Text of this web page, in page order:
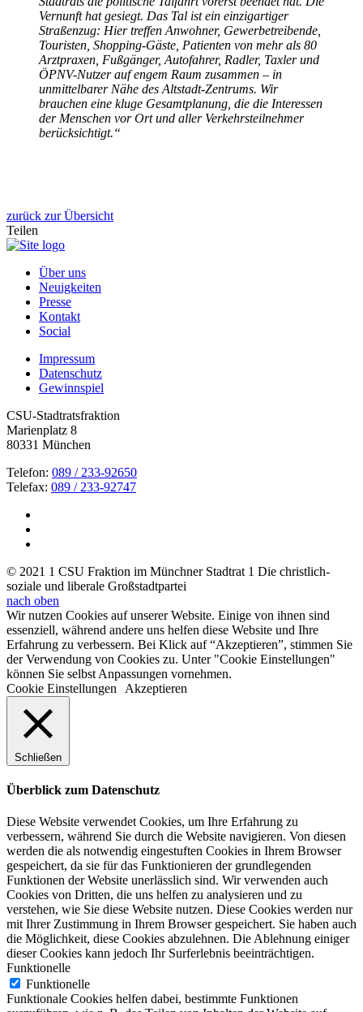
Vernunft hat gesiegt. Das Tal ist ein einzigartiger
Straßenzug: Hier treffen Anwohner, Gewerbetreibende,
Touristen, Shopping-Gäste, Patienten von mehr als 80
Arztpraxen, Fußgänger, Autofahrer, Radler, Taxler und
ÖPNV-Nutzer auf engem Raum zusammen – in
unmittelbarer Nähe des Altstadt-Zentrums. Wir
brauchen eine kluge Gesamtplanung, die die Interessen
der Menschen vor Ort und aller Verkehrsteilnehmer
berücksichtigt.“
zurück zur Übersicht
Teilen
Über uns
Neuigkeiten
Presse
Kontakt
Social
Impressum
Datenschutz
Gewinnspiel
CSU-Stadtratsfraktion
Marienplatz 8
80331 München
Telefon: 089 / 233-92650
Telefax: 089 / 233-92747
© 2021 1 CSU Fraktion im Münchner Stadtrat 1 Die christlich-
soziale und liberale Großstadtpartei
nach oben
Wir nutzen Cookies auf unserer Website. Einige von ihnen sind
essenziell, während andere uns helfen diese Website und Ihre
Erfahrung zu verbessern. Bei Klick auf “Akzeptieren”, stimmen Sie
der Verwendung von Cookies zu. Unter "Cookie Einstellungen"
können Sie selbst Anpassungen vornehmen.
Cookie Einstellungen
Akzeptieren
Schließen
Überblick zum Datenschutz
Diese Website verwendet Cookies, um Ihre Erfahrung zu
verbessern, während Sie durch die Website navigieren. Von diesen
werden die als notwendig eingestuften Cookies in Ihrem Browser
gespeichert, da sie für das Funktionieren der grundlegenden
Funktionen der Website unerlässlich sind. Wir verwenden auch
Cookies von Dritten, die uns helfen zu analysieren und zu
verstehen, wie Sie diese Website nutzen. Diese Cookies werden nur
mit Ihrer Zustimmung in Ihrem Browser gespeichert. Sie haben auch
die Möglichkeit, diese Cookies abzulehnen. Die Ablehnung einiger
dieser Cookies kann jedoch Ihr Surferlebnis beeinträchtigen.
Funktionelle
Funktionelle
Funktionale Cookies helfen dabei, bestimmte Funktionen